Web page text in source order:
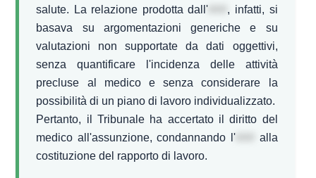
salute. La relazione prodotta dall'
, infatti, si
basava su argomentazioni generiche e su
valutazioni non supportate da dati oggettivi,
senza quantificare l'incidenza delle attività
precluse al medico e senza considerare la
possibilità di un piano di lavoro individualizzato.
Pertanto, il Tribunale ha accertato il diritto del
medico all'assunzione, condannando l'
alla
costituzione del rapporto di lavoro.